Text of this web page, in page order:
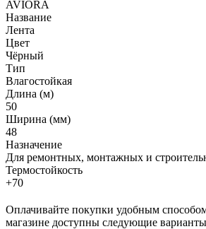
AVIORA
Название
Лента
Цвет
Чёрный
Тип
Влагостойкая
Длина (м)
50
Ширина (мм)
48
Назначение
Для ремонтных, монтажных и
Термостойкость
+70
Оплачивайте покупки удобным
магазине доступны следующие